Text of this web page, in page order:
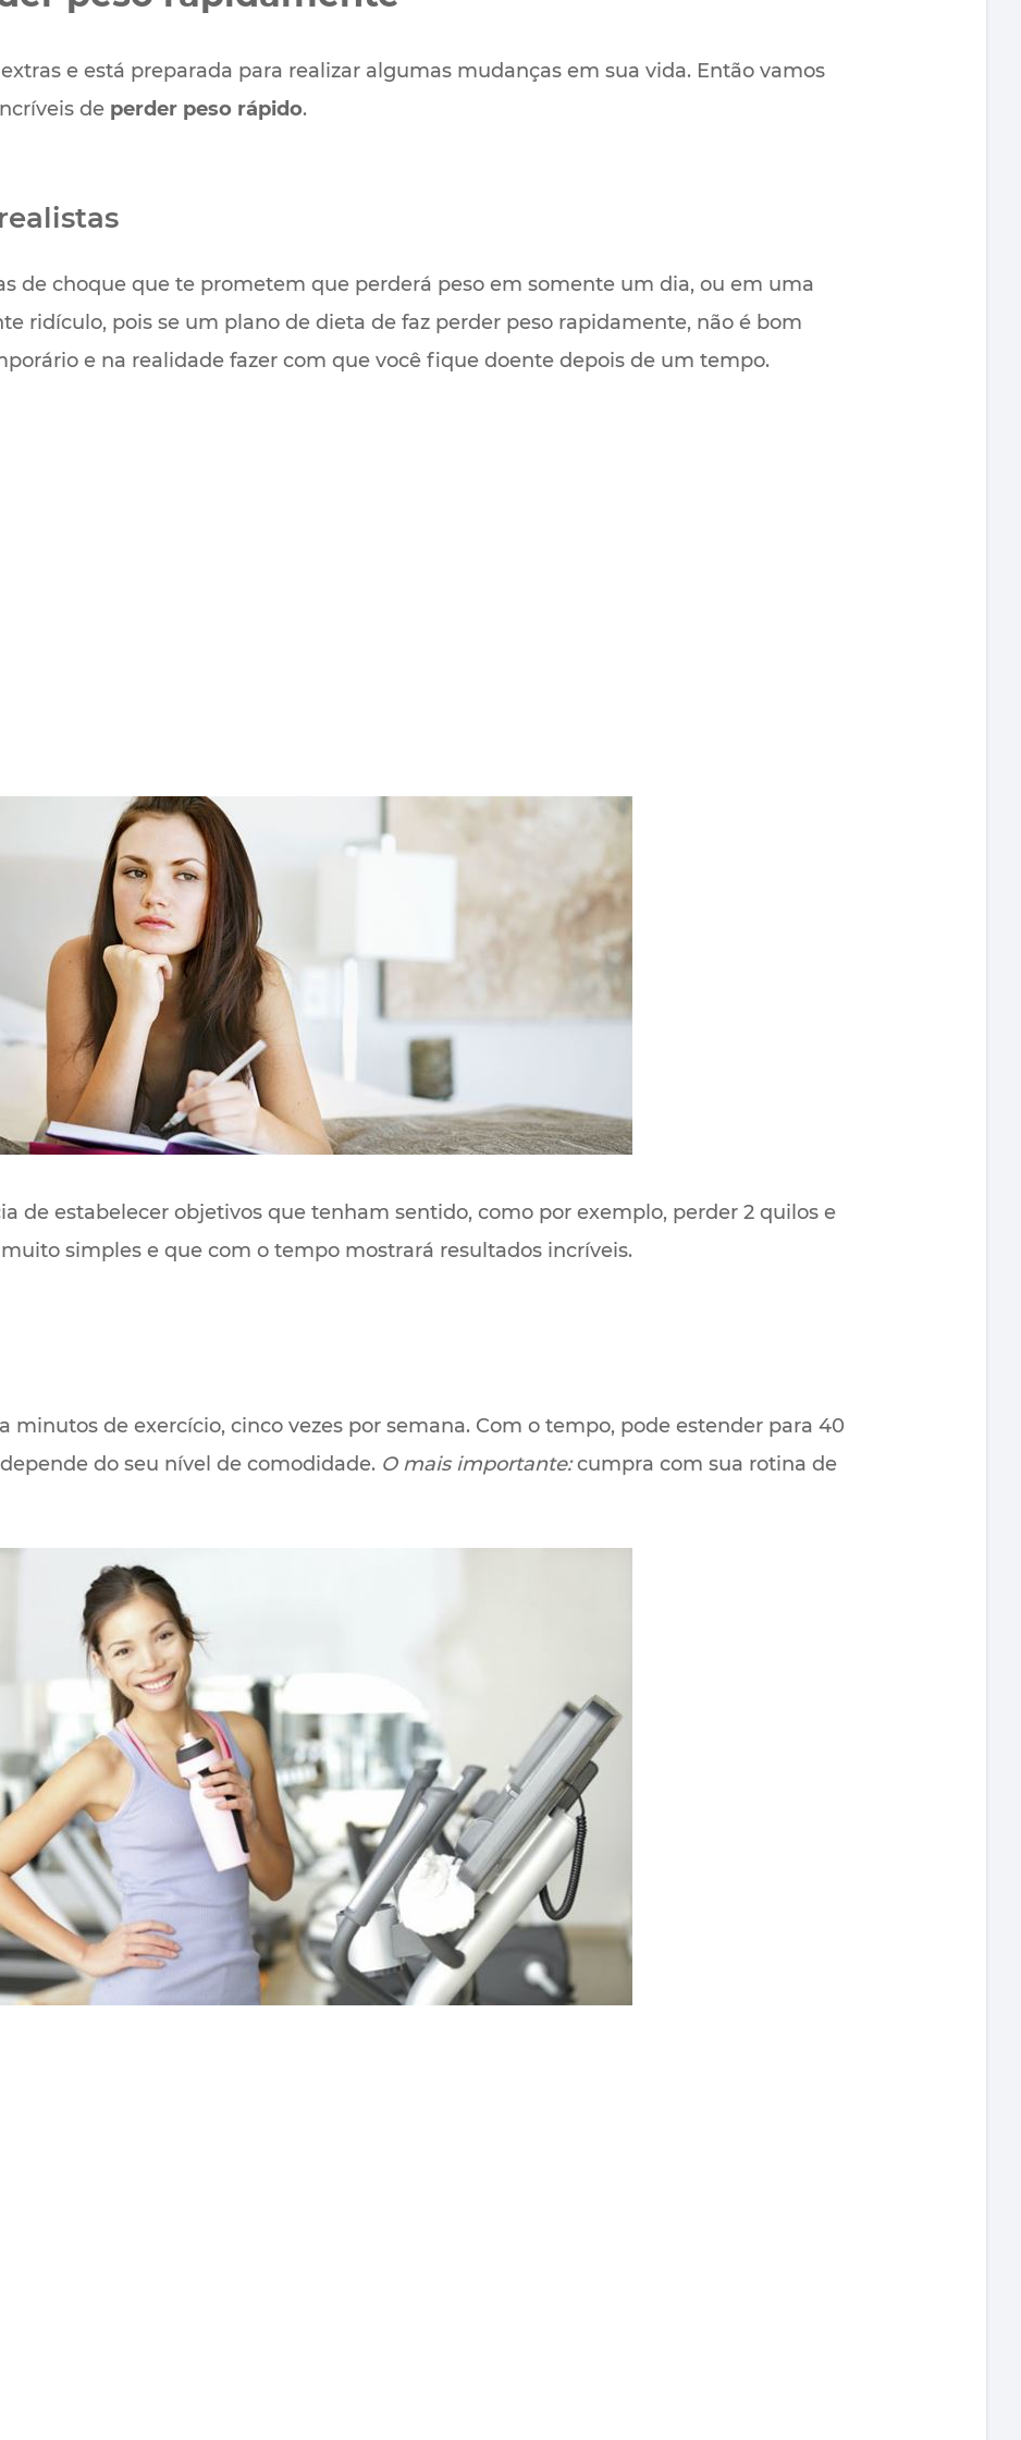
e está preparada para realizar algumas mudanças em sua vida. Então vamos
de perder peso rápido.
de choque que te prometem que perderá peso em somente um dia, ou em uma
ridículo, pois se um plano de dieta de faz perder peso rapidamente, não é bom
e na realidade fazer com que você fique doente depois de um tempo.
de estabelecer objetivos que tenham sentido, como por exemplo, perder 2 quilos e
simples e que com o tempo mostrará resultados incríveis.
minutos de exercício, cinco vezes por semana. Com o tempo, pode estender para 40
do seu nível de comodidade. O mais importante:cumpra com sua rotina de